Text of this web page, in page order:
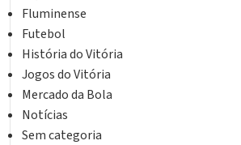
Fluminense
Futebol
História do Vitória
Jogos do Vitória
Mercado da Bola
Notícias
Sem categoria